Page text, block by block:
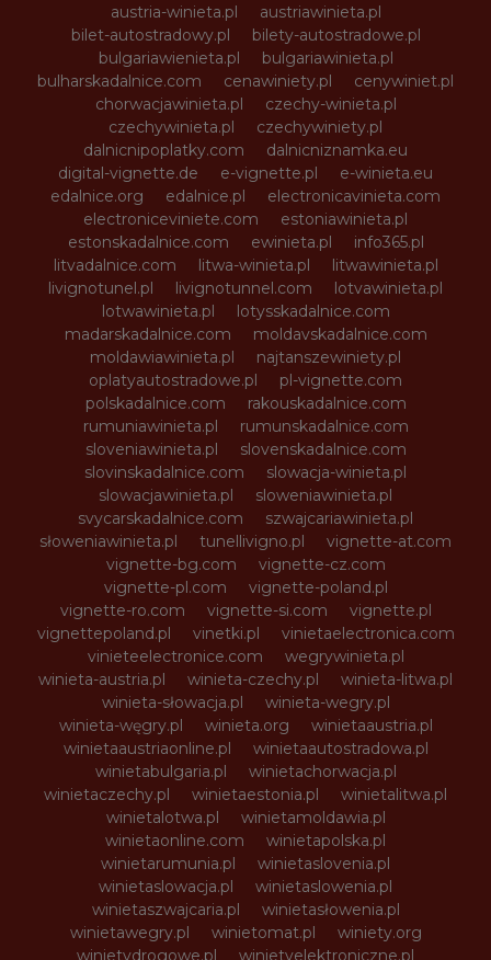
austria-winieta.pl
austriawinieta.pl
bilet-autostradowy.pl
bilety-autostradowe.pl
bulgariawienieta.pl
bulgariawinieta.pl
bulharskadalnice.com
cenawiniety.pl
cenywiniet.pl
chorwacjawinieta.pl
czechy-winieta.pl
czechywinieta.pl
czechywiniety.pl
dalnicnipoplatky.com
dalnicniznamka.eu
digital-vignette.de
e-vignette.pl
e-winieta.eu
edalnice.org
edalnice.pl
electronicavinieta.com
electroniceviniete.com
estoniawinieta.pl
estonskadalnice.com
ewinieta.pl
info365.pl
litvadalnice.com
litwa-winieta.pl
litwawinieta.pl
livignotunel.pl
livignotunnel.com
lotvawinieta.pl
lotwawinieta.pl
lotysskadalnice.com
madarskadalnice.com
moldavskadalnice.com
moldawiawinieta.pl
najtanszewiniety.pl
oplatyautostradowe.pl
pl-vignette.com
polskadalnice.com
rakouskadalnice.com
rumuniawinieta.pl
rumunskadalnice.com
sloveniawinieta.pl
slovenskadalnice.com
slovinskadalnice.com
slowacja-winieta.pl
slowacjawinieta.pl
sloweniawinieta.pl
svycarskadalnice.com
szwajcariawinieta.pl
słoweniawinieta.pl
tunellivigno.pl
vignette-at.com
vignette-bg.com
vignette-cz.com
vignette-pl.com
vignette-poland.pl
vignette-ro.com
vignette-si.com
vignette.pl
vignettepoland.pl
vinetki.pl
vinietaelectronica.com
vinieteelectronice.com
wegrywinieta.pl
winieta-austria.pl
winieta-czechy.pl
winieta-litwa.pl
winieta-słowacja.pl
winieta-wegry.pl
winieta-węgry.pl
winieta.org
winietaaustria.pl
winietaaustriaonline.pl
winietaautostradowa.pl
winietabulgaria.pl
winietachorwacja.pl
winietaczechy.pl
winietaestonia.pl
winietalitwa.pl
winietalotwa.pl
winietamoldawia.pl
winietaonline.com
winietapolska.pl
winietarumunia.pl
winietaslovenia.pl
winietaslowacja.pl
winietaslowenia.pl
winietaszwajcaria.pl
winietasłowenia.pl
winietawegry.pl
winietomat.pl
winiety.org
winietydrogowe.pl
winietyelektroniczne.pl